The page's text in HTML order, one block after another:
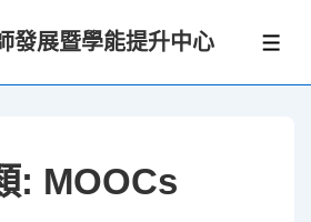
發展暨學能提升中心
選
: MOOCs